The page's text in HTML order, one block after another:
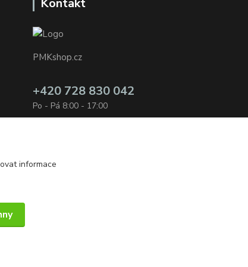
Kontakt
PMKshop.cz
+420 728 830 042
Po - Pá 8:00 - 17:00
informace